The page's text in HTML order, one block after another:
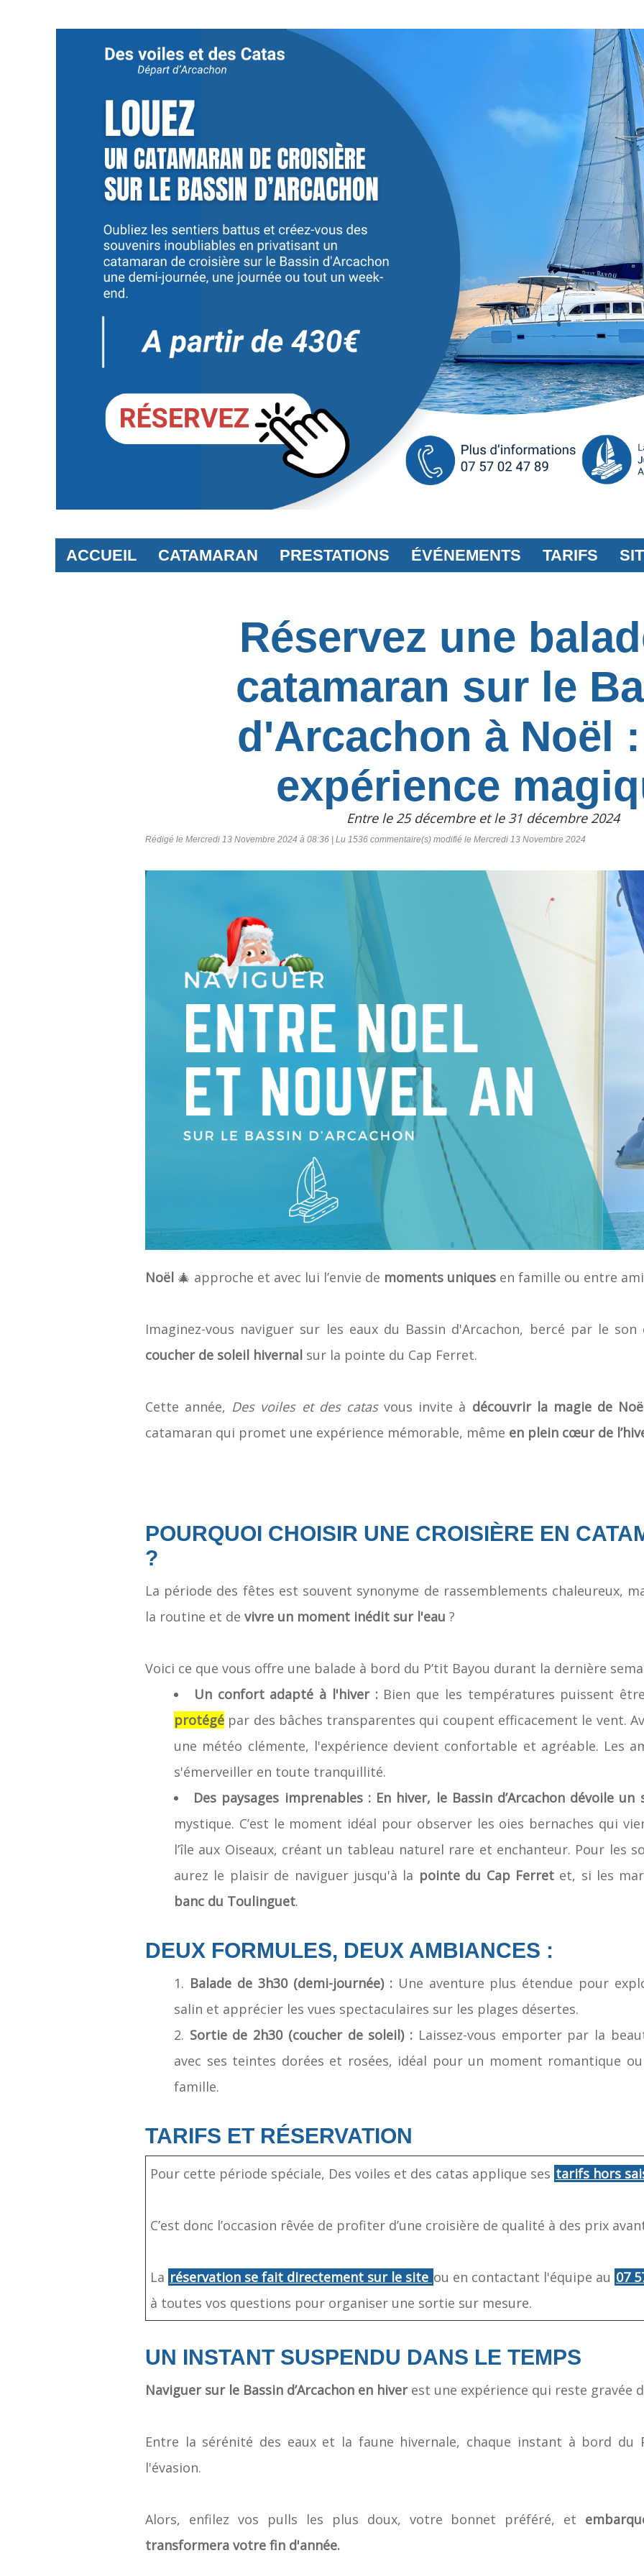
ACCUEIL CATAMARAN PRESTATIONS ÉVÉNEMENTS TARIFS
Réservez une
catamaran sur le
d'Arcachon à Noël
expérience
Entre le 25 décembre et le 31 décembre 2024
Rédigé le Mercredi 13 Novembre 2024 à 08:36 | Lu 1536 commentaire(s) modifié le Mercredi 13 Novembre 2024
Noël 🎄 approche et avec lui l’envie de moments uniques en famille ou entre
Imaginez-vous naviguer sur les eaux du Bassin d'Arcachon, bercé par le
coucher de soleil hivernal sur la pointe du Cap Ferret.
Cette année, Des voiles et des catasvous invite à découvrir la magie de
catamaran qui promet une expérience mémorable, même en plein cœur de
POURQUOI CHOISIR UNE CROISIÈRE EN
?
La période des fêtes est souvent synonyme de rassemblements chaleureux,
la routine et de vivre un moment inédit sur l'eau ?
Voici ce que vous offre une balade à bord du P’tit Bayou durant la dernière
Un confort adapté à l'hiver :Bien que les températures puissent
protégé par des bâches transparentes qui coupent efficacement le vent.
une météo clémente, l'expérience devient confortable et agréable. Les
s'émerveiller en toute tranquillité.
Des paysages imprenables : En hiver, le Bassin d’Arcachon dévoile
mystique. C’est le moment idéal pour observer les oies bernaches qui
l’île aux Oiseaux, créant un tableau naturel rare et enchanteur. Pour les
aurez le plaisir de naviguer jusqu'à la pointe du Cap Ferretet, si les
banc du Toulinguet.
DEUX FORMULES, DEUX AMBIANCES :
Balade de 3h30 (demi-journée) :Une aventure plus étendue pour
salin et apprécier les vues spectaculaires sur les plages désertes.
Sortie de 2h30 (coucher de soleil) : Laissez-vous emporter par la
avec ses teintes dorées et rosées, idéal pour un moment romantique
famille.
TARIFS ET RÉSERVATION
Pour cette période spéciale, Des voiles et des catas applique ses tarifs hors
C’est donc l’occasion rêvée de profiter d’une croisière de qualité à des prix
La réservation se fait directement sur le site ou en contactant l'équipe au 07
à toutes vos questions pour organiser une sortie sur mesure.
UN INSTANT SUSPENDU DANS LE TEMPS
Naviguer sur le Bassin d’Arcachon en hiverest une expérience qui reste gravée
Entre la sérénité des eaux et la faune hivernale, chaque instant à bord du
l'évasion.
Alors, enfilez vos pulls les plus doux, votre bonnet préféré, et
transformera votre fin d'année.